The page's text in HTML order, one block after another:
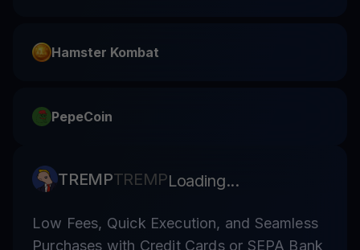
Hamster Kombat
PepeCoin
TREMPTREMPLoading...
Low Fees, Quick Execution, and Seamless
Purchases with Credit Cards or SEPA Bank